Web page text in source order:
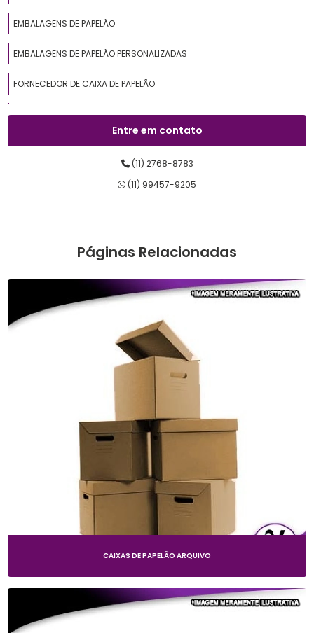
EMBALAGENS DE PAPELÃO
EMBALAGENS DE PAPELÃO PERSONALIZADAS
FORNECEDOR DE CAIXA DE PAPELÃO
PAPELÃO ONDULADO
Entre em contato
(11) 2768-8783
(11) 99457-9205
Páginas Relacionadas
CAIXAS DE PAPELÃO ARQUIVO